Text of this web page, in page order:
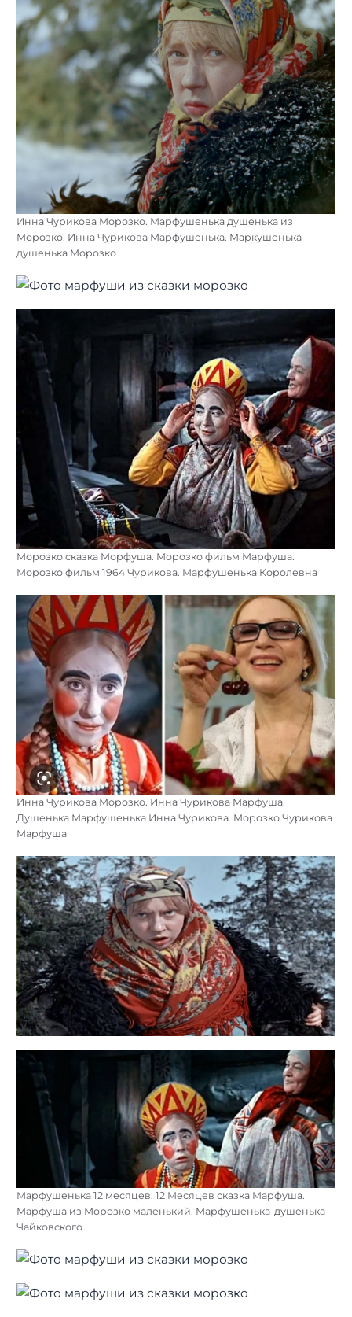
Инна Чурикова Морозко. Марфушенька душенька из
Морозко. Инна Чурикова Марфушенька. Маркушенька
душенька Морозко
Морозко сказка Морфуша. Морозко фильм Марфуша.
Морозко фильм 1964 Чурикова. Марфушенька Королевна
Инна Чурикова Морозко. Инна Чурикова Марфуша.
Душенька Марфушенька Инна Чурикова. Морозко Чурикова
Марфуша
Марфушенька 12 месяцев. 12 Месяцев сказка Марфуша.
Марфуша из Морозко маленький. Марфушенька-душенька
Чайковского